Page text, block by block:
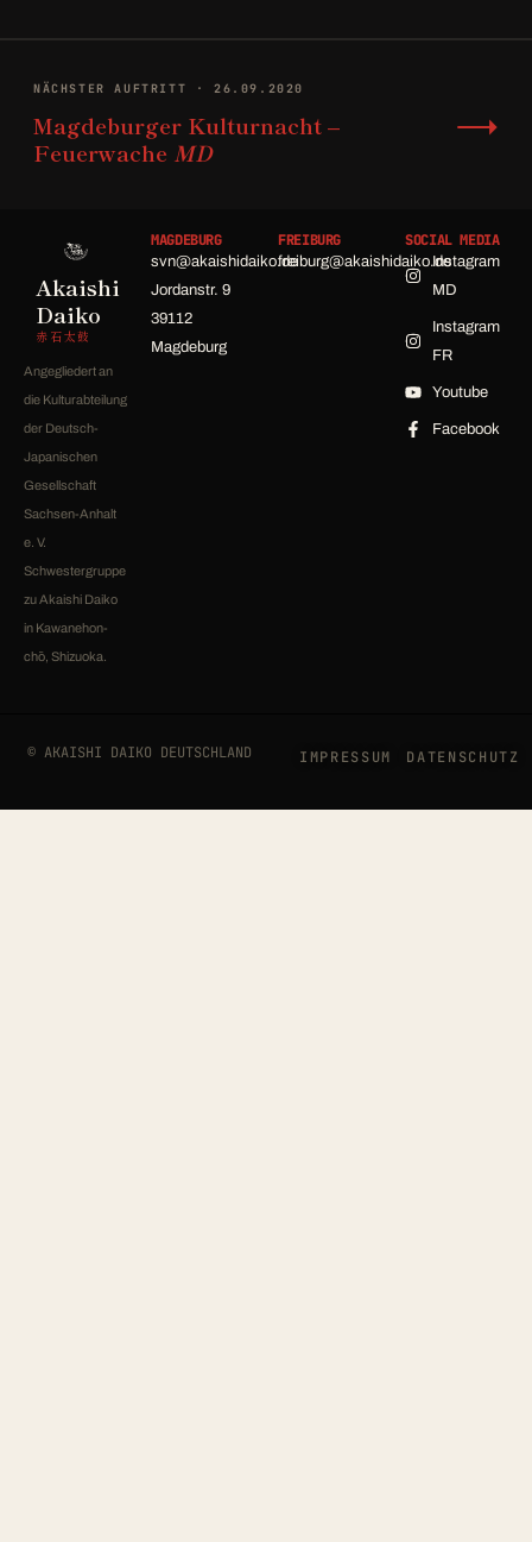
NÄCHSTER AUFTRITT · 26.09.2020
Magdeburger Kulturnacht –
Feuerwache MD →
Akaishi
Daiko
赤石太鼓
Angegliedert an
die Kulturabteilung
der Deutsch-
Japanischen
Gesellschaft
Sachsen-Anhalt
e. V.
Schwestergruppe
zu Akaishi Daiko
in Kawanehon-
chō, Shizuoka.
MAGDEBURG
svn@akaishidaiko.de
Jordanstr. 9
39112
Magdeburg
FREIBURG
freiburg@akaishidaiko.de
SOCIAL MEDIA
Instagram
MD
Instagram
FR
Youtube
Facebook
© AKAISHI DAIKO DEUTSCHLAND DATENSCHUTZ
IMPRESSUM